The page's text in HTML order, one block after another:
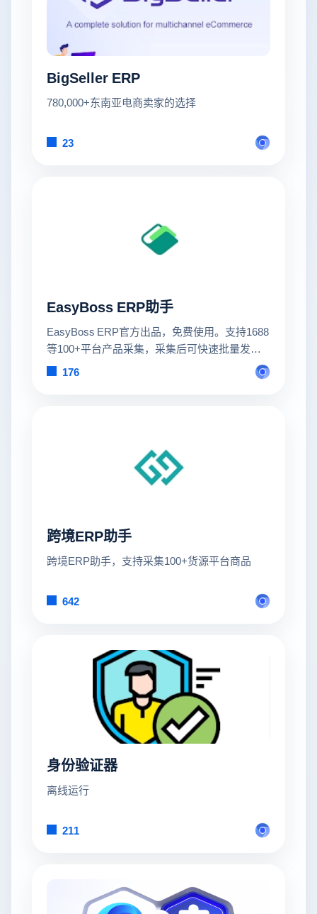
BigSeller ERP
780,000+东南亚电商卖家的选择
23
EasyBoss ERP助手
EasyBoss ERP官方出品，免费使用。支持1688
等100+平台产品采集，采集后可快速批量发布
到多平台多店铺。
176
跨境ERP助手
跨境ERP助手，支持采集100+货源平台商品
642
身份验证器
离线运行
211